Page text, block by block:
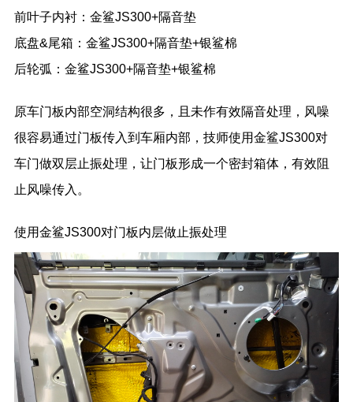
前叶子内衬：金鲨JS300+隔音垫
底盘&尾箱：金鲨JS300+隔音垫+银鲨棉
后轮弧：金鲨JS300+隔音垫+银鲨棉
原车门板内部空洞结构很多，且未作有效隔音处理，风噪
很容易通过门板传入到车厢内部，技师使用金鲨JS300对
车门做双层止振处理，让门板形成一个密封箱体，有效阻
止风噪传入。
使用金鲨JS300对门板内层做止振处理